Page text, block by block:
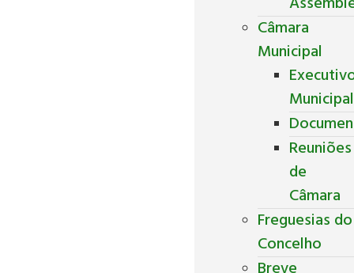
Câmara
Municipal
Municipal
Reuniões
de
Câmara
Freguesias do
Concelho